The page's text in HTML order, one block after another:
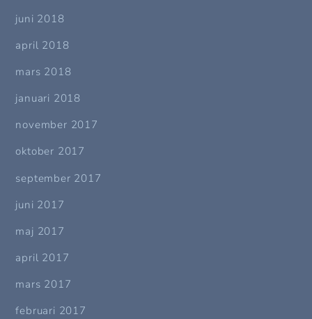
juni 2018
april 2018
mars 2018
januari 2018
november 2017
oktober 2017
september 2017
juni 2017
maj 2017
april 2017
mars 2017
februari 2017